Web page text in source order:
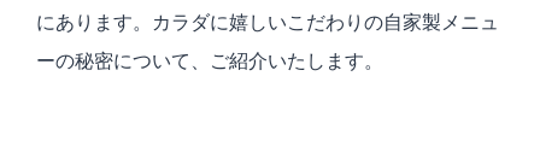
にあります。カラダに嬉しいこだわりの自家製メニュ
ーの秘密について、ご紹介いたします。